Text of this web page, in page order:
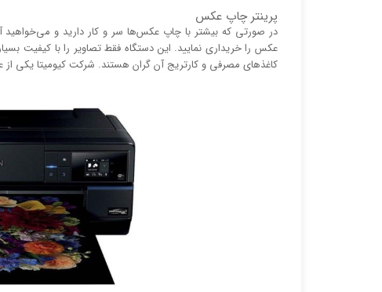
پرینتر چاپ عکس
در صورتی که بیشتر با چاپ عکس‌ها سر و کار دارید و
عکس را خریداری نمایید. این دستگاه فقط تصاویر را با کیفیت
کاغذ‌های مصرفی و کارتریج آن گران هستند. شرکت کیومیتا یکی